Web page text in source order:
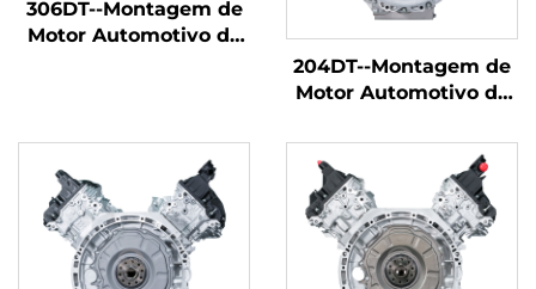
306DT--Montagem de
Motor Automotivo de
Fábrica para Land
Rover Discovery 4,
Discovery 5 Range
Rover Sport Edition,
Range Rover Star e
outros modelos
204DT--Montagem de
Motor Automotivo de
Cilindros,
Remanufaturado pela
Fábrica para Land
Rover Discovery Sport
Edition, Range Rover
Aurora, Range Rover